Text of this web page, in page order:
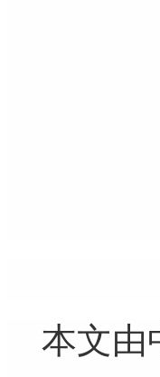
本文由